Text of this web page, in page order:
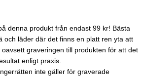
denna produkt från endast 99 kr! Bästa
och läder där det finns en platt ren yta att
graveringen till produkten för att det
enligt praxis.
inte gäller för graverade